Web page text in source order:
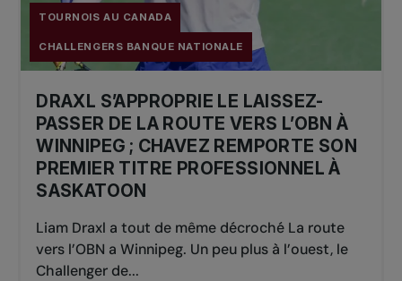
TOURNOIS AU CANADA
CHALLENGERS BANQUE NATIONALE
DRAXL S’APPROPRIE LE LAISSEZ-
PASSER DE LA ROUTE VERS L’OBN À
WINNIPEG ; CHAVEZ REMPORTE SON
PREMIER TITRE PROFESSIONNEL À
SASKATOON
Liam Draxl a tout de même décroché La route
vers l’OBN a Winnipeg. Un peu plus à l’ouest, le
Challenger de...